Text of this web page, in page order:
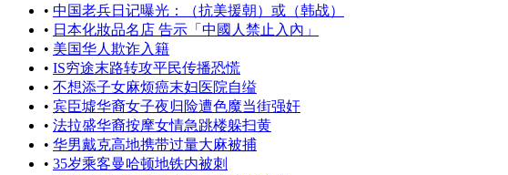
• 中国老兵日记曝光：（抗美援朝）或（韩战）
• 日本化妝品名店 告示「中國人禁止入內」
• 美国华人欺诈入籍
• IS穷途末路转攻平民传播恐慌
• 不想添子女麻烦癌末妇医院自缢
• 宾臣墟华裔女子夜归险遭色魔当街强奸
• 法拉盛华裔按摩女情急跳楼躲扫黄
• 华男戴克高地携带过量大麻被捕
• 35岁乘客曼哈顿地铁内被刺